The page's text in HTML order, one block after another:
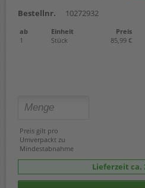
Bestellnr.
10272932
ab Einheit
Preis
1
Stück 85,99 €
Preis gilt pro
Umverpackt zu
Mindestabnahme
Lieferzeit ca.